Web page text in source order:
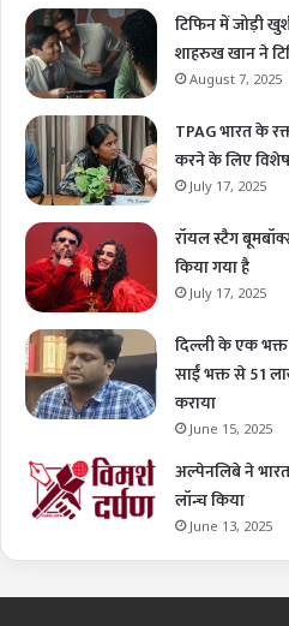
टिफिन में जोड़ी
शाहरुख खान ने
August 7, 2025
TPAG भारत के
करने के लिए
July 17, 2025
रॉयल स्टैग
किया गया है
July 17, 2025
दिल्ली के एक
साईं भक्त से 51
कराया
June 15, 2025
अल्पेनलिबे ने
लॉन्च किया
June 13, 2025